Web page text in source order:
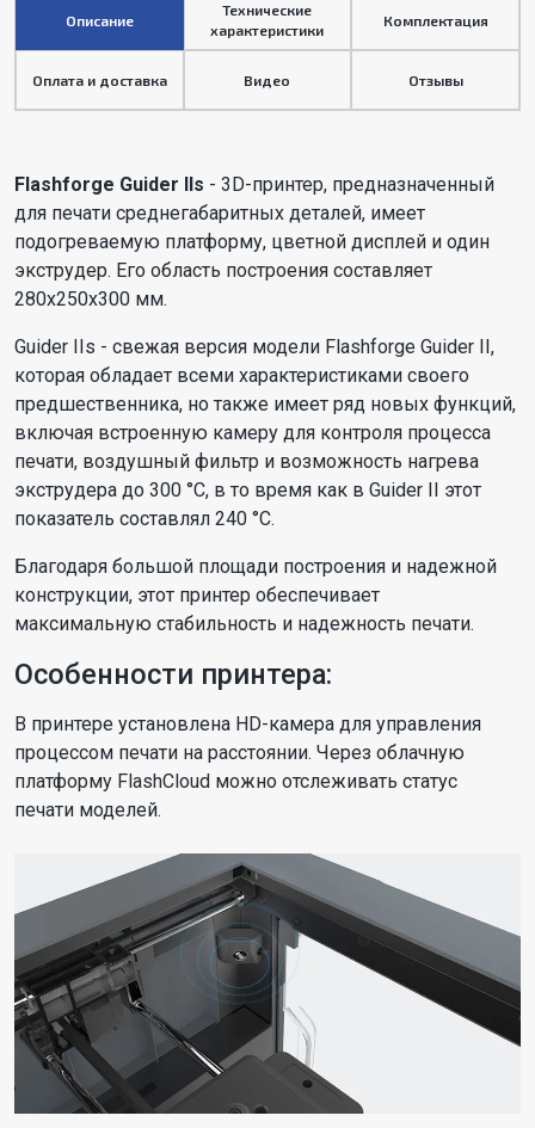
Описание
Технические
характеристики
Комплектация
Оплата и доставка Видео Отзывы
Flashforge Guider IIs - 3D-принтер, предназначенный
для печати среднегабаритных деталей, имеет
подогреваемую платформу, цветной дисплей и один
экструдер. Его область построения составляет
280x250x300 мм.
Guider IIs - свежая версия модели Flashforge Guider II,
которая обладает всеми характеристиками своего
предшественника, но также имеет ряд новых функций,
включая встроенную камеру для контроля процесса
печати, воздушный фильтр и возможность нагрева
экструдера до 300 °C, в то время как в Guider II этот
показатель составлял 240 °C.
Благодаря большой площади построения и надежной
конструкции, этот принтер обеспечивает
максимальную стабильность и надежность печати.
Особенности принтера:
В принтере установлена HD-камера для управления
процессом печати на расстоянии. Через облачную
платформу FlashCloud можно отслеживать статус
печати моделей.